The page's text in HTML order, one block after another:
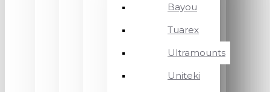
Bayou
Tuarex
Ultramounts
Uniteki